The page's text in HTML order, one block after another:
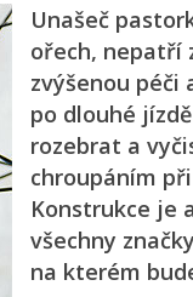
Unašeč
ořech, nepatří
zvýšenou péči
po dlouhé
rozebrat a
chroupáním
Konstrukce je
všechny
na kterém